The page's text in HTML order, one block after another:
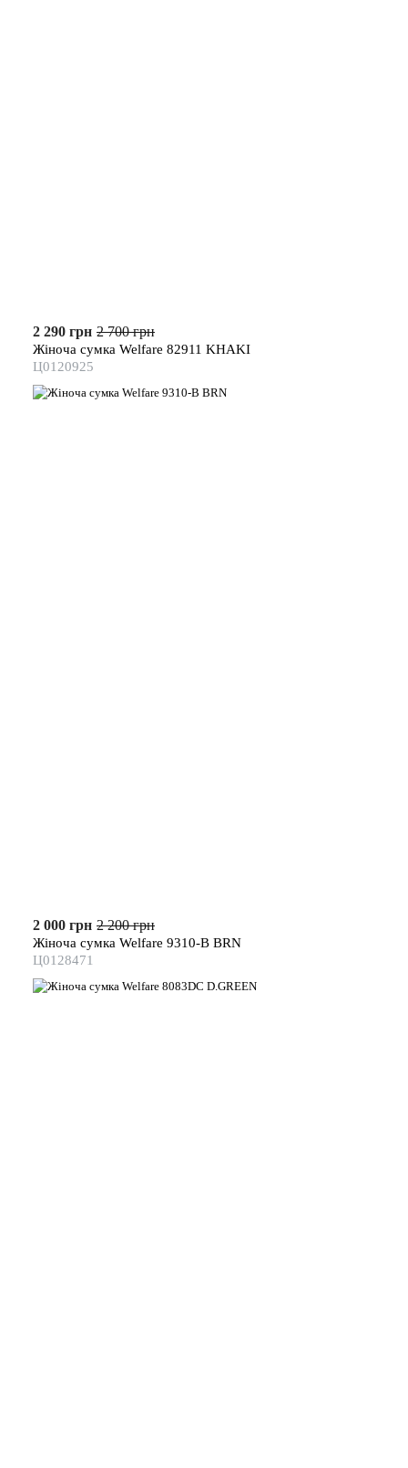
2 290 грн 2 700 грн
Жіноча сумка Welfare 82911 KHAKI
Ц0120925
2 000 грн 2 200 грн
Жіноча сумка Welfare 9310-B BRN
Ц0128471